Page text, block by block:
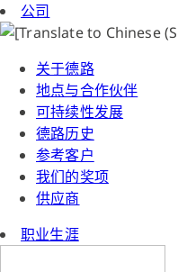
公司
关于德路
地点与合作伙伴
可持续性发展
德路历史
参考客户
我们的奖项
供应商
职业生涯